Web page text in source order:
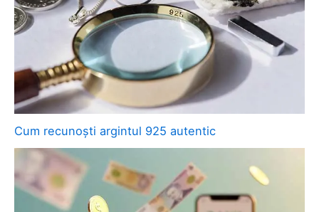
Cum recunoști argintul 925 autentic